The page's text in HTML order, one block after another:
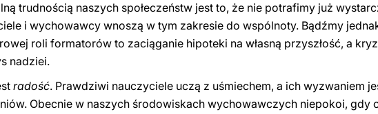
trudnością naszych społeczeństw jest to, że nie potrafimy już
i wychowawcy wnoszą w tym zakresie do wspólnoty. Bądźmy
roli formatorów to zaciąganie hipoteki na własną przyszłość, a
nadziei.
radość. Prawdziwi nauczyciele uczą z uśmiechem, a ich wyzwaniem
Obecnie w naszych środowiskach wychowawczych niepokoi, gdy